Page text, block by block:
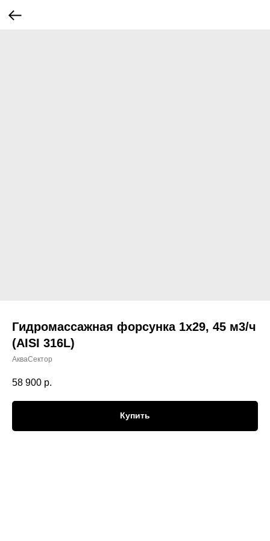
Гидромассажная форсунка 1х29, 45 м3/ч
(AISI 316L)
АкваСектор
58 900 р.
Купить